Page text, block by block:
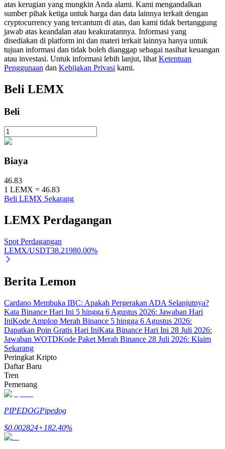
Penguncian BTR
Investasi eksklusif untuk pemegang BTR
Pelajari Staking
Pelajari tentang mendapatkan penghasilan pasif
Bitrue
AI
atas kerugian yang mungkin Anda alami. Kami mengandalkan
sumber pihak ketiga untuk harga dan data lainnya terkait dengan
cryptocurrency yang tercantum di atas, dan kami tidak bertanggung
jawab atas keandalan atau keakuratannya. Informasi yang
disediakan di platform ini dan materi terkait lainnya hanya untuk
tujuan informasi dan tidak boleh dianggap sebagai nasihat keuangan
atau investasi. Untuk informasi lebih lanjut, lihat Ketentuan
Penggunaan dan Kebijakan Privasi kami.
Beli LEMX
Beli
Biaya
46.83
1 LEMX = 46.83
Beli LEMX Sekarang
LEMX Perdagangan
Spot Perdagangan
LEMX/USDT38.21980.00%
Berita Lemon
Cardano Membuka IBC: Apakah Pergerakan ADA Selanjutnya?
Kata Binance Hari Ini 5 hingga 6 Agustus 2026: Jawaban Hari
IniKode Amplop Merah Binance 5 hingga 6 Agustus 2026:
Dapatkan Poin Gratis Hari IniKata Binance Hari Ini 28 Juli 2026:
Jawaban WOTDKode Paket Merah Binance 28 Juli 2026: Klaim
Sekarang
Peringkat Kripto
Daftar Baru
Tren
Pemenang
PIPEDOGPipedog
$0.002824+182.40%